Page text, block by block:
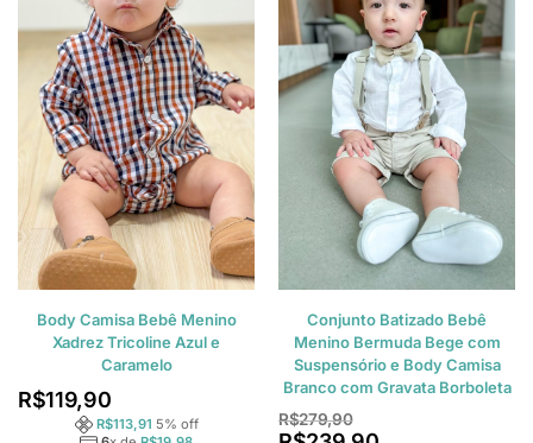
Body Camisa Bebê Menino
Xadrez Tricoline Azul e
Caramelo
R$119,90
R$113,91 5% off
Conjunto Batizado Bebê
Menino Bermuda Bege com
Suspensório e Body Camisa
Branco com Gravata Borboleta
R$279,90